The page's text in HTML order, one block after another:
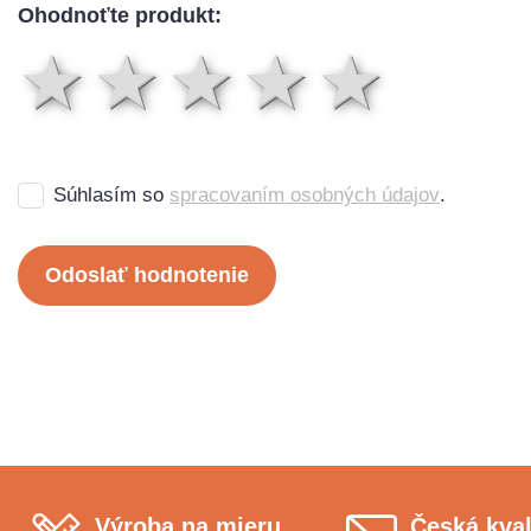
Ohodnoťte produkt:
4
3 hviezdy
2 hviezdy
1 hviezda
Súhlasím so spracovaním osobných údajov.
Odoslať hodnotenie
Výroba na mieru Česká